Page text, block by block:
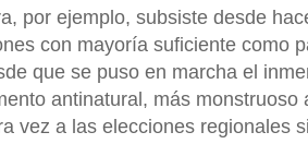
por ejemplo, subsiste desde
con mayoría suficiente como
que se puso en marcha el
antinatural, más
vez a las elecciones regionales